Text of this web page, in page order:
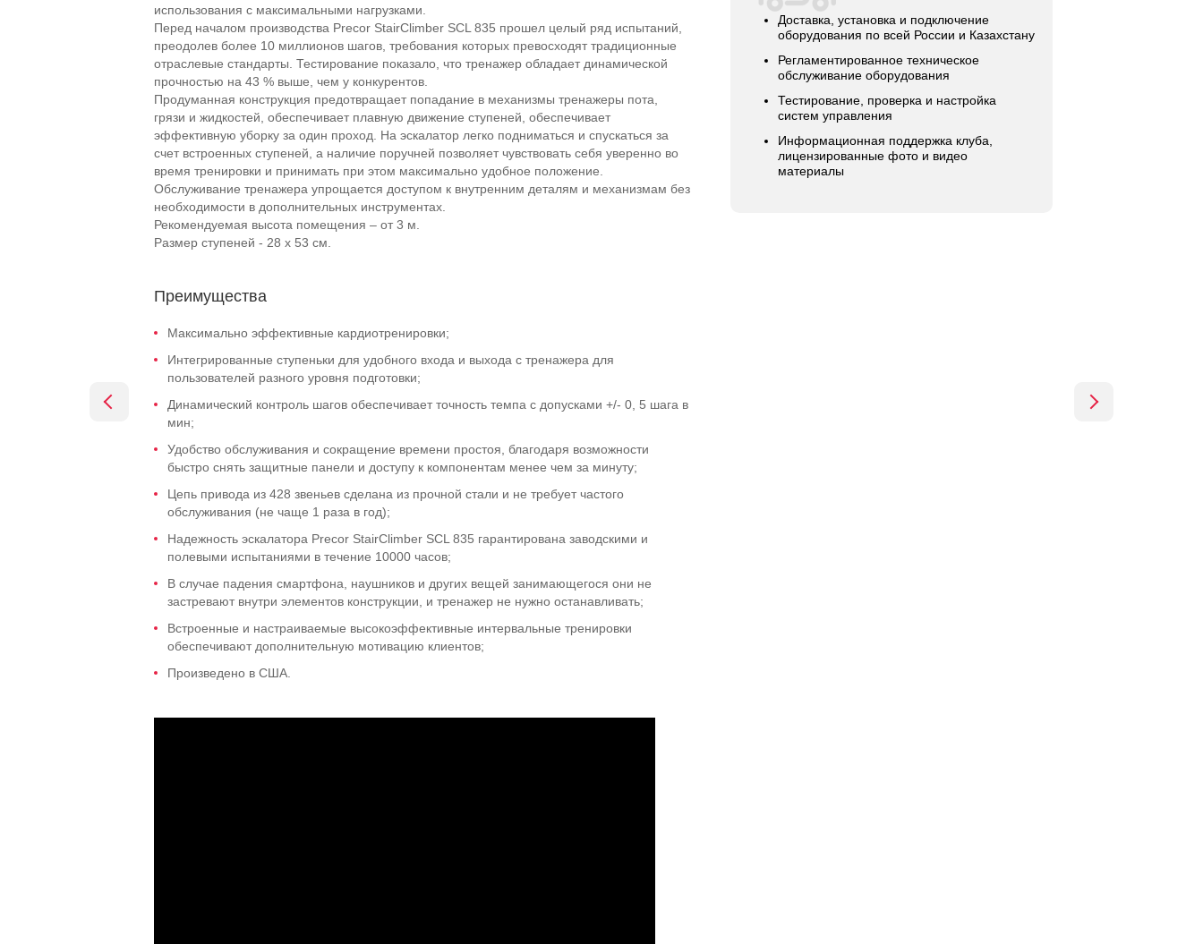
Доставка, установка и подключение
оборудования по всей России и Казахстану
Регламентированное техническое
обслуживание оборудования
Тестирование, проверка и настройка
систем управления
Информационная поддержка клуба,
лицензированные фото и видео
материалы
использования с максимальными нагрузками.
Перед началом производства Precor StairClimber SCL 835 прошел целый ряд испытаний,
преодолев более 10 миллионов шагов, требования которых превосходят традиционные
отраслевые стандарты. Тестирование показало, что тренажер обладает динамической
прочностью на 43 % выше, чем у конкурентов.
Продуманная конструкция предотвращает попадание в механизмы тренажеры пота,
грязи и жидкостей, обеспечивает плавную движение ступеней, обеспечивает
эффективную уборку за один проход. На эскалатор легко подниматься и спускаться за
счет встроенных ступеней, а наличие поручней позволяет чувствовать себя уверенно во
время тренировки и принимать при этом максимально удобное положение.
Обслуживание тренажера упрощается доступом к внутренним деталям и механизмам без
необходимости в дополнительных инструментах.
Рекомендуемая высота помещения – от 3 м.
Размер ступеней - 28 х 53 см.
Преимущества
Максимально эффективные кардиотренировки;
Интегрированные ступеньки для удобного входа и выхода с тренажера для
пользователей разного уровня подготовки;
Динамический контроль шагов обеспечивает точность темпа с допусками +/- 0, 5 шага в
мин;
Удобство обслуживания и сокращение времени простоя, благодаря возможности
быстро снять защитные панели и доступу к компонентам менее чем за минуту;
Цепь привода из 428 звеньев сделана из прочной стали и не требует частого
обслуживания (не чаще 1 раза в год);
Надежность эскалатора Precor StairClimber SCL 835 гарантирована заводскими и
полевыми испытаниями в течение 10000 часов;
В случае падения смартфона, наушников и других вещей занимающегося они не
застревают внутри элементов конструкции, и тренажер не нужно останавливать;
Встроенные и настраиваемые высокоэффективные интервальные тренировки
обеспечивают дополнительную мотивацию клиентов;
Произведено в США.